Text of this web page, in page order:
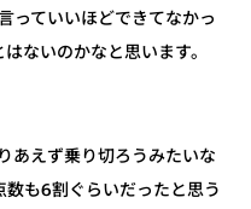
っていいほどできてなかっ
ないのかなと思います。
あえず乗り切ろうみたいな
も6割ぐらいだったと思う